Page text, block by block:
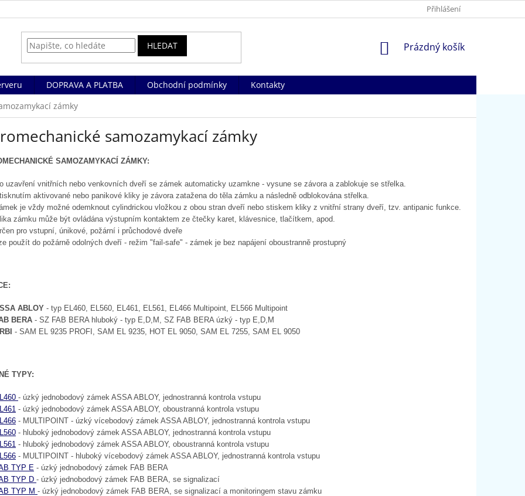
Přihlášení
HLEDAT
NÁKUPNÍ
Prázdný košík
DOPRAVA A PLATBA Obchodní podmínky
Kontakty
zámky
samozamykací zámky
SAMOZAMYKACÍ ZÁMKY:
uzavření vnitřních nebo venkovních dveří se zámek automaticky uzamkne - vysune se závora a zablokuje se střelka.
aktivované nebo panikové kliky je závora zatažena do těla zámku a následně odblokována střelka.
je vždy možné odemknout cylindrickou vložkou z obou stran dveří nebo stiskem kliky z vnitřní strany dveří, tzv. antipanic funkce.
zámku může být ovládána výstupním kontaktem ze čtečky karet, klávesnice, tlačítkem, apod.
pro vstupní, únikové, požární i průchodové dveře
použít do požárně odolných dveří - režim "fail-safe" - zámek je bez napájení oboustranně prostupný
ABLOY - typ EL460, EL560, EL461, EL561, EL466 Multipoint, EL566 Multipoint
BERA - SZ FAB BERA hluboký - typ E,D,M, SZ FAB BERA úzký - typ E,D,M
- SAM EL 9235 PROFI, SAM EL 9235, HOT EL 9050, SAM EL 7255, SAM EL 9050
TYPY:
- úzký jednobodový zámek ASSA ABLOY, jednostranná kontrola vstupu
- úzký jednobodový zámek ASSA ABLOY, oboustranná kontrola vstupu
- MULTIPOINT - úzký vícebodový zámek ASSA ABLOY, jednostranná kontrola vstupu
- hluboký jednobodový zámek ASSA ABLOY, jednostranná kontrola vstupu
- hluboký jednobodový zámek ASSA ABLOY, oboustranná kontrola vstupu
- MULTIPOINT - hluboký vícebodový zámek ASSA ABLOY, jednostranná kontrola vstupu
TYP E - úzký jednobodový zámek FAB BERA
TYP D - úzký jednobodový zámek FAB BERA, se signalizací
TYP M - úzký jednobodový zámek FAB BERA, se signalizací a monitoringem stavu zámku